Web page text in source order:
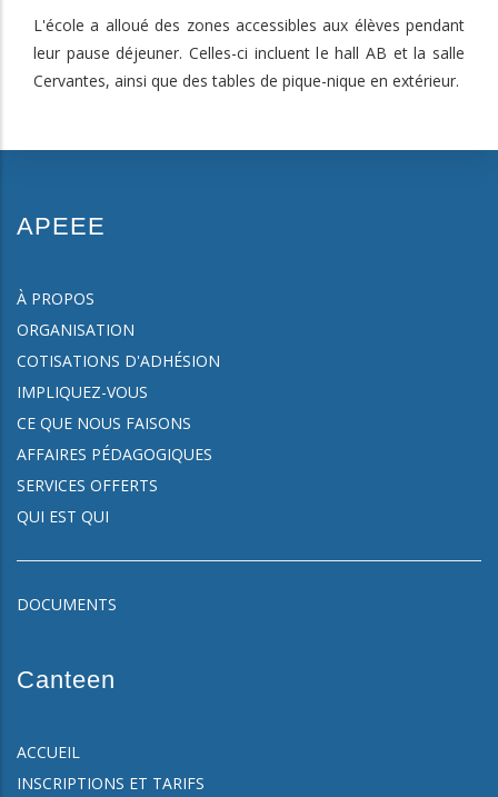
L'école a alloué des zones accessibles aux élèves pendant
leur pause déjeuner. Celles-ci incluent le hall AB et la salle
Cervantes, ainsi que des tables de pique-nique en extérieur.
APEEE
À PROPOS
ORGANISATION
COTISATIONS D'ADHÉSION
IMPLIQUEZ-VOUS
CE QUE NOUS FAISONS
AFFAIRES PÉDAGOGIQUES
SERVICES OFFERTS
QUI EST QUI
DOCUMENTS
Canteen
ACCUEIL
INSCRIPTIONS ET TARIFS